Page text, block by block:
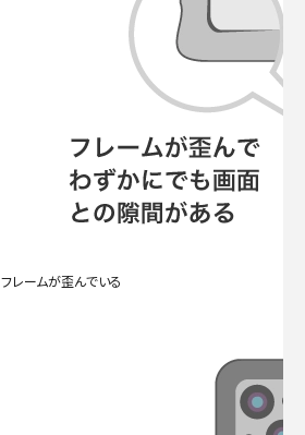
フレームが歪んでいる